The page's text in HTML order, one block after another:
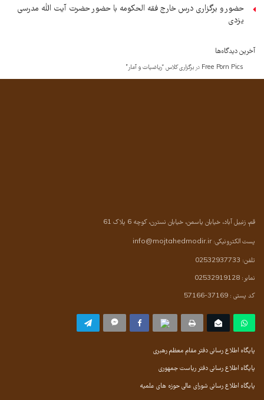
حضور و برگزاری درس خارج فقه الحکومه با حضور حضرت آیت الله مدرسی
یزدی
آخرین دیدگاه‌ها
Free Porn Pics در برگزاری کلاس “ریاضیات و آمار”
قم، زنبیل آباد، خیابان یاسمن، خیابان نسترن، کوچه 6 پلاک 61
پست الکترونیکی:info@mojtahedmodir.ir
تلفن: 02532937733
نمابر: 02532919128
کد پستی : 37169-57166
پایگاه اطلاع رسانی دفتر مقام معظم رهبری
پایگاه اطلاع رسانی دفتر ریاست جمهوری
پایگاه اطلاع رسانی شورای عالی حوزه های علمیه